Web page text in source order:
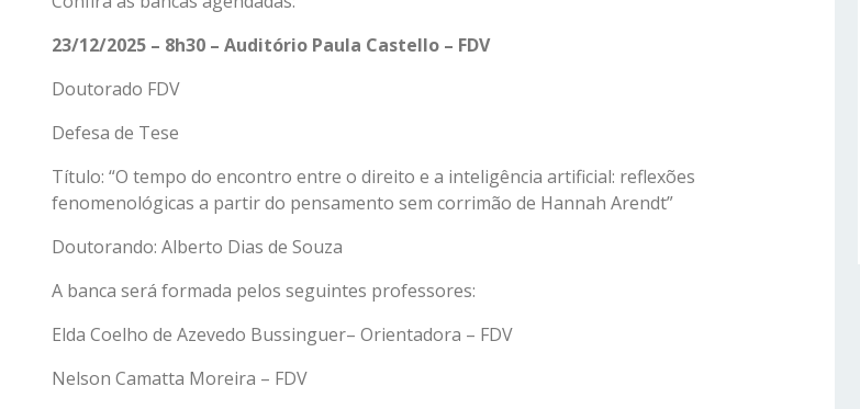
23/12/2025 – 8h30 – Auditório Paula Castello – FDV
Doutorado FDV
Defesa de Tese
Título: “O tempo do encontro entre o direito e a inteligência artificial: reflexões
fenomenológicas a partir do pensamento sem corrimão de Hannah Arendt”
Doutorando: Alberto Dias de Souza
A banca será formada pelos seguintes professores:
Elda Coelho de Azevedo Bussinguer– Orientadora – FDV
Nelson Camatta Moreira – FDV